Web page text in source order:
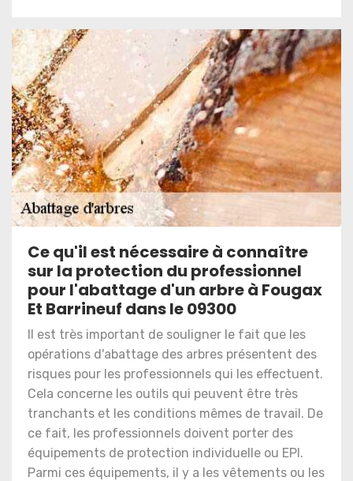
Ce qu'il est nécessaire à connaître
sur la protection du professionnel
pour l'abattage d'un arbre à Fougax
Et Barrineuf dans le 09300
Il est très important de souligner le fait que les
opérations d'abattage des arbres présentent des
risques pour les professionnels qui les effectuent.
Cela concerne les outils qui peuvent être très
tranchants et les conditions mêmes de travail. De
ce fait, les professionnels doivent porter des
équipements de protection individuelle ou EPI.
Parmi ces équipements, il y a les vêtements ou les